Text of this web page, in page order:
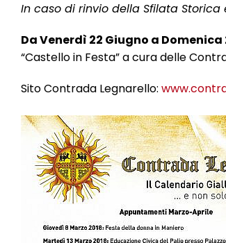
In caso di rinvio della Sfilata Storica
Da Venerdì 22 Giugno a Domenica
“Castello in Festa” a cura delle
Sito Contrada Legnarello: